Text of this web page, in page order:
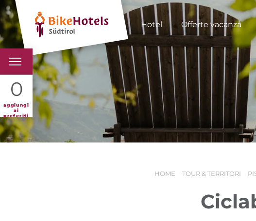
Hotel Offerte vacanza
0
aggiungi
ai
preferiti
BIKEHOTELS
HOTELS & PACCHETTI
TOUR & TERRITORI
HOME TOUR & TERRITORI